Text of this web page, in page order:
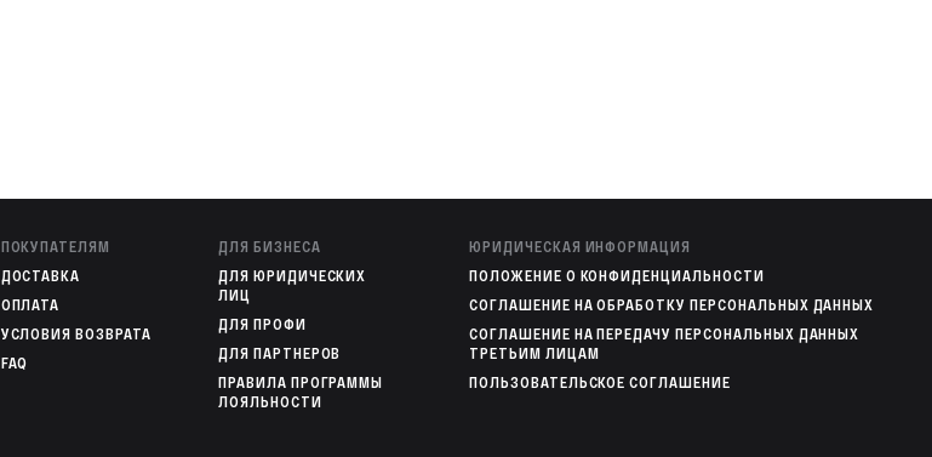
ПОКУПАТЕЛЯМ
ДОСТАВКА
ОПЛАТА
УСЛОВИЯ ВОЗВРАТА
FAQ
ДЛЯ БИЗНЕСА
ДЛЯ ЮРИДИЧЕСКИХ
ЛИЦ
ДЛЯ ПРОФИ
ДЛЯ ПАРТНЕРОВ
ПРАВИЛА ПРОГРАММЫ
ЛОЯЛЬНОСТИ
ЮРИДИЧЕСКАЯ ИНФОРМАЦИЯ
ПОЛОЖЕНИЕ О КОНФИДЕНЦИАЛЬНОСТИ
СОГЛАШЕНИЕ НА ОБРАБОТКУ ПЕРСОНАЛЬНЫХ ДАННЫХ
СОГЛАШЕНИЕ НА ПЕРЕДАЧУ ПЕРСОНАЛЬНЫХ ДАННЫХ
ТРЕТЬИМ ЛИЦАМ
ПОЛЬЗОВАТЕЛЬСКОЕ СОГЛАШЕНИЕ